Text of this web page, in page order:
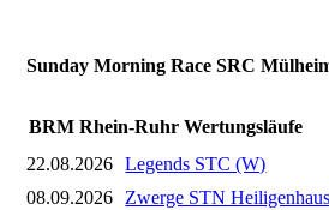
Sunday Morning Race SRC
BRM Rhein-Ruhr Wertungsläufe
22.08.2026
Legends STC (W)
08.09.2026
Zwerge STN